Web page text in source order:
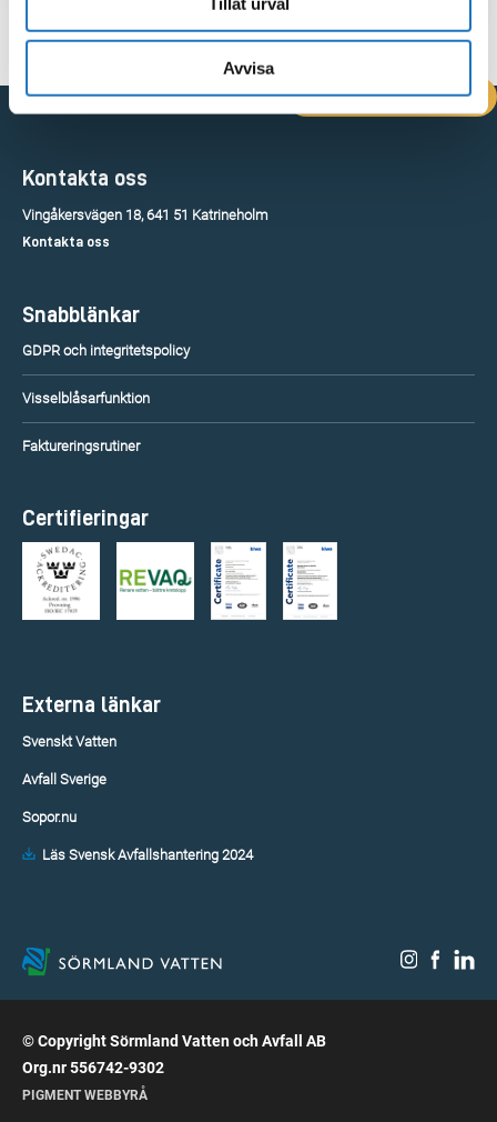
Avvisa
DRIFTINFORMATION
Kontakta oss
Vingåkersvägen 18, 641 51 Katrineholm
Kontakta oss
Snabblänkar
GDPR och integritetspolicy
Visselblåsarfunktion
Faktureringsrutiner
Certifieringar
Externa länkar
Svenskt Vatten
Avfall Sverige
Sopor.nu
Läs Svensk Avfallshantering 2024
© Copyright Sörmland Vatten och Avfall AB
Org.nr 556742-9302
PIGMENT WEBBYRÅ